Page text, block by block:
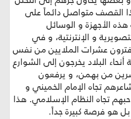
القصف متواصل دائماً على
الأجهزة و الوسائل
و الإنترنتية، و في
عشرات الملايين من نفس
البلاد يخرجون إلى الشوارع
من بهمن، و يرفعون
تجاه الإمام الخميني و
تجاه النظام الإسلامي. هذا
هو فرصة كبيرة جداً.